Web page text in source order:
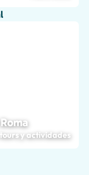
y actividades